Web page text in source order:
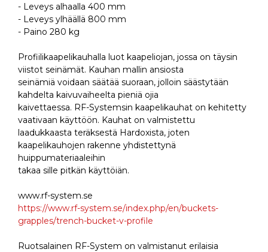
- Leveys alhaalla 400 mm
- Leveys ylhäällä 800 mm
- Paino 280 kg
Profiilikaapelikauhalla luot kaapeliojan, jossa on täysin
viistot seinämät. Kauhan mallin ansiosta
seinämiä voidaan säätää suoraan, jolloin säästytään
kahdelta kaivuvaiheelta pieniä ojia
kaivettaessa. RF-Systemsin kaapelikauhat on kehitetty
vaativaan käyttöön. Kauhat on valmistettu
laadukkaasta teräksestä Hardoxista, joten
kaapelikauhojen rakenne yhdistettynä
huippumateriaaleihin
takaa sille pitkän käyttöiän.
www.rf-system.se
https://www.rf-system.se/index.php/en/buckets-
grapples/trench-bucket-v-profile
Ruotsalainen RF-System on valmistanut erilaisia